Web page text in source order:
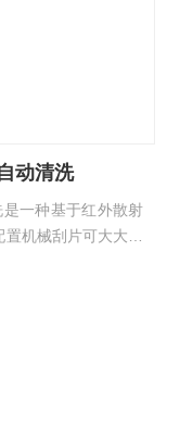
动清洗
一种基于红外散射
机械刮片可大大减